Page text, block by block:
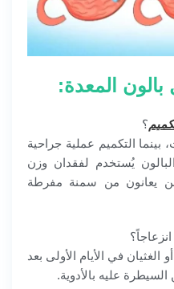
المعدة:
؟
بينما التكميم عملية جراحية
يُستخدم لفقدان وزن
يعانون من سمنة مفرطة
في الأيام الأولى بعد
عليه بالأدوية.